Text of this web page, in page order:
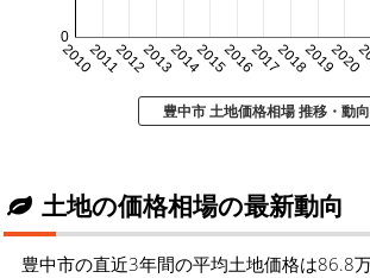
20102011201220132014201520162017201820192020
0
豊中市 土地価格相場 推移・動向
土地の価格相場の最新動向
豊中市の直近3年間の平均土地価格は86.8